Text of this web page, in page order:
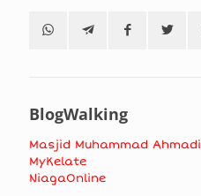
BlogWalking
Masjid Muhammad Ahmadi
MyKelate
NiagaOnline